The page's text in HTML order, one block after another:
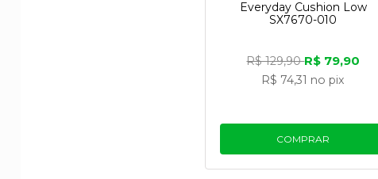
Everyday Cushion Low
SX7670-010
R$ 129,90R$ 79,90
R$ 74,31 no pix
COMPRAR